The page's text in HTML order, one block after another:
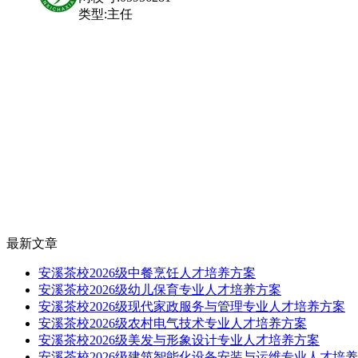
类型:主任
最新文章
安溪茶校2026级中餐烹饪人才培养方案
安溪茶校2026级幼儿保育专业人才培养方案
安溪茶校2026级现代家政服务与管理专业人才培养方案
安溪茶校2026级农村电气技术专业人才培养方案
安溪茶校2026级美发与形象设计专业人才培养方案